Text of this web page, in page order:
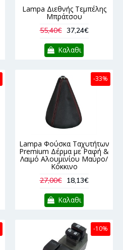
Lampa Διεθνής Τεμπέλης
Μπράτσου
55,40€ 37,24€
Καλαθι
-33%
Lampa Φούσκα Ταχυτήτων
Premium Δέρμα με Ραφή &
Λαιμό Αλουμινίου Μαύρο/
Κόκκινο
27,00€ 18,13€
Καλαθι
-10%